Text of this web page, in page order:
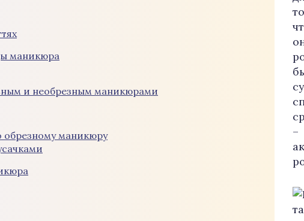
маникюра
и необрезным маникюрами
обрезному маникюру